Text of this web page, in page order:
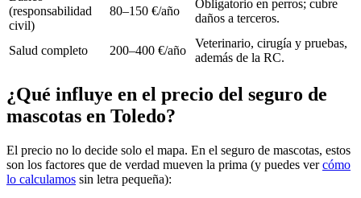
(responsabilidad
civil)
80–150 €/año
Obligatorio en perros; cubre
daños a terceros.
Salud completo 200–400 €/año
Veterinario, cirugía y pruebas,
además de la RC.
¿Qué influye en el precio del seguro de
mascotas en Toledo?
El precio no lo decide solo el mapa. En el seguro de mascotas, estos
son los factores que de verdad mueven la prima (y puedes vercómo
lo calculamos sin letra pequeña):